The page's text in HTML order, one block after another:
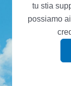
tu stia
possiamo